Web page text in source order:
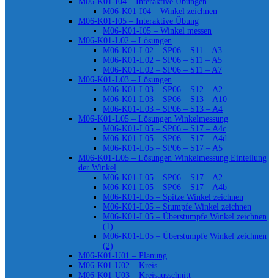
M06-K01-I04 – Winkel zeichnen
M06-K01-I05 – Interaktive Übung
M06-K01-I05 – Winkel messen
M06-K01-L02 – Lösungen
M06-K01-L02 – SP06 – S11 – A3
M06-K01-L02 – SP06 – S11 – A5
M06-K01-L02 – SP06 – S11 – A7
M06-K01-L03 – Lösungen
M06-K01-L03 – SP06 – S12 – A2
M06-K01-L03 – SP06 – S13 – A10
M06-K01-L03 – SP06 – S13 – A4
M06-K01-L05 – Lösungen Winkelmessung
M06-K01-L05 – SP06 – S17 – A4c
M06-K01-L05 – SP06 – S17 – A4d
M06-K01-L05 – SP06 – S17 – A5
M06-K01-L05 – Lösungen Winkelmessung Einteilung
der Winkel
M06-K01-L05 – SP06 – S17 – A2
M06-K01-L05 – SP06 – S17 – A4b
M06-K01-L05 – Spitze Winkel zeichnen
M06-K01-L05 – Stumpfe Winkel zeichnen
M06-K01-L05 – Überstumpfe Winkel zeichnen
(1)
M06-K01-L05 – Überstumpfe Winkel zeichnen
(2)
M06-K01-U01 – Planung
M06-K01-U02 – Kreis
M06-K01-U03 – Kreisausschnitt